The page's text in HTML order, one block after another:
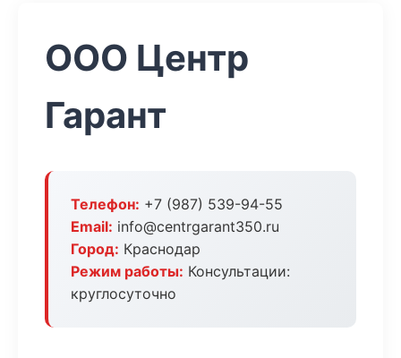
ООО Центр
Гарант
Телефон: +7 (987) 539-94-55
Email: info@centrgarant350.ru
Город: Краснодар
Режим работы: Консультации:
круглосуточно